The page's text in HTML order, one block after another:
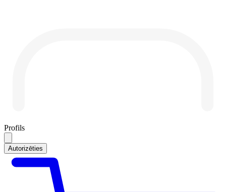
Profils
Autorizēties